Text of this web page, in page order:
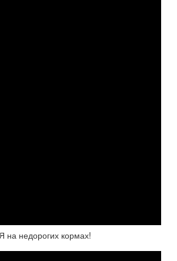
на недорогих кормах!